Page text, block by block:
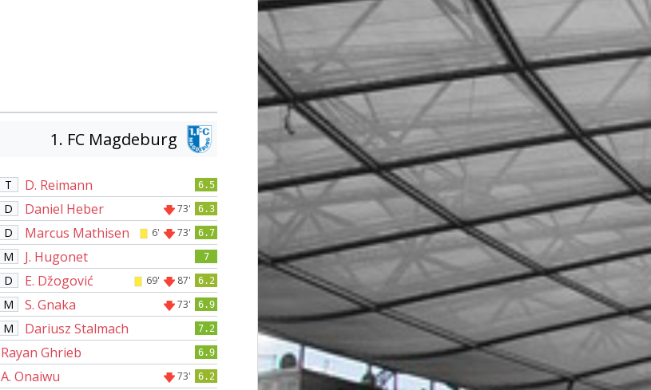
1. FC Magdeburg
T D. Reimann 6.5
D Daniel Heber 73' 6.3
D Marcus Mathisen 6' 73' 6.7
M J. Hugonet 7
D E. Džogović 69' 87' 6.2
M S. Gnaka 73' 6.9
M Dariusz Stalmach 7.2
Rayan Ghrieb 6.9
A. Onaiwu 73' 6.2